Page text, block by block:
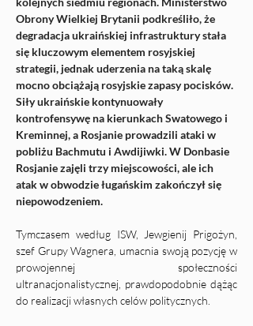
Obrony Wielkiej Brytanii podkreśliło, że
degradacja ukraińskiej infrastruktury stała
się kluczowym elementem rosyjskiej
strategii, jednak uderzenia na taką skalę
mocno obciążają rosyjskie zapasy pocisków.
Siły ukraińskie kontynuowały
kontrofensywę na kierunkach Swatowego i
Kreminnej, a Rosjanie prowadzili ataki w
pobliżu Bachmutu i Awdijiwki. W Donbasie
Rosjanie zajęli trzy miejscowości, ale ich
atak w obwodzie ługańskim zakończył się
niepowodzeniem.
Tymczasem według ISW, Jewgienij Prigożyn,
szef Grupy Wagnera, umacnia swoją pozycję w
prowojennej społeczności
ultranacjonalistycznej, prawdopodobnie dążąc
do realizacji własnych celów politycznych.